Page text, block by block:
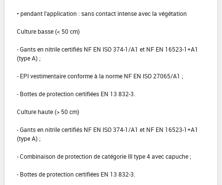
• pendant l'application : sans contact intense avec la végétation
Culture basse (< 50 cm)
- Gants en nitrile certifiés NF EN ISO 374-1/A1 et NF EN 16523-1+A1
(type A) ;
- EPI vestimentaire conforme à la norme NF EN ISO 27065/A1 ;
- Bottes de protection certifiées EN 13 832-3.
Culture haute (> 50 cm)
- Gants en nitrile certifiés NF EN ISO 374-1/A1 et NF EN 16523-1+A1
(type A) ;
- Combinaison de protection de catégorie III type 4 avec capuche ;
- Bottes de protection certifiées EN 13 832-3.